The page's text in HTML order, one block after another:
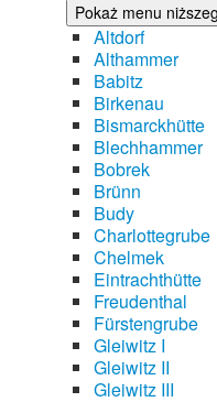
Pokaż menu
Altdorf
Althammer
Babitz
Birkenau
Bismarckhütte
Blechhammer
Bobrek
Brünn
Budy
Charlottegrube
Chelmek
Eintrachthütte
Freudenthal
Fürstengrube
Gleiwitz I
Gleiwitz II
Gleiwitz III